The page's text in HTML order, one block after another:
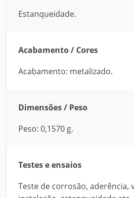
Estanqueidade.
Acabamento / Cores
Acabamento: metalizado.
Dimensões / Peso
Peso: 0,1570 g.
Testes e ensaios
Teste de corrosão, aderência,